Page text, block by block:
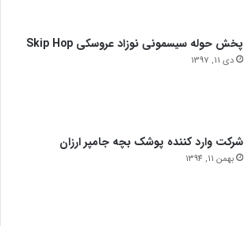
پخش حوله سیسمونی نوزاد عروسکی Skip Hop
دی 11, 1397
شرکت وارد کننده پوشک بچه جامپر ارزان
بهمن 11, 1394